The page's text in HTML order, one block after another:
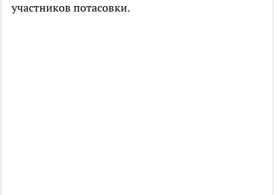
участников потасовки.